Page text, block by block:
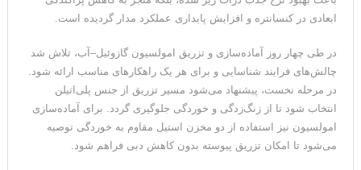
ابعادی در کنسانتره و افزایش پایداری عملکرد مدار گردیده است.
در طی چهار روز آماده‌سازی و تزریق امولسیون گازوئیل–آب، تلاش شد
چالش‌های فرایند شناسایی و برای هر یک راهکارهای مناسب ارائه شود.
در مرحله نخست، پیشنهاد می‌شود مسیر تزریق از جنس پلی‌اتیلن
انتخاب شود تا از زنگ‌زدگی و خوردگی جلوگیری گردد. برای آماده‌سازی
امولسیون نیز استفاده از دو مخزن استیل مقاوم به خوردگی توصیه
می‌شود تا امکان تزریق پیوسته بدون کاهش دبی فراهم شود.